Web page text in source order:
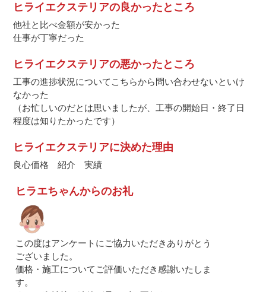
ヒライエクステリアの良かったところ
他社と比べ金額が安かった
仕事が丁寧だった
ヒライエクステリアの悪かったところ
工事の進捗状況についてこちらから問い合わせないといけ
なかった
（お忙しいのだとは思いましたが、工事の開始日・終了日
程度は知りたかったです）
ヒライエクステリアに決めた理由
良心価格 紹介 実績
ヒラエちゃんからのお礼
この度はアンケートにご協力いただきありがとう
ございました。
価格・施工についてご評価いただき感謝いたしま
す。